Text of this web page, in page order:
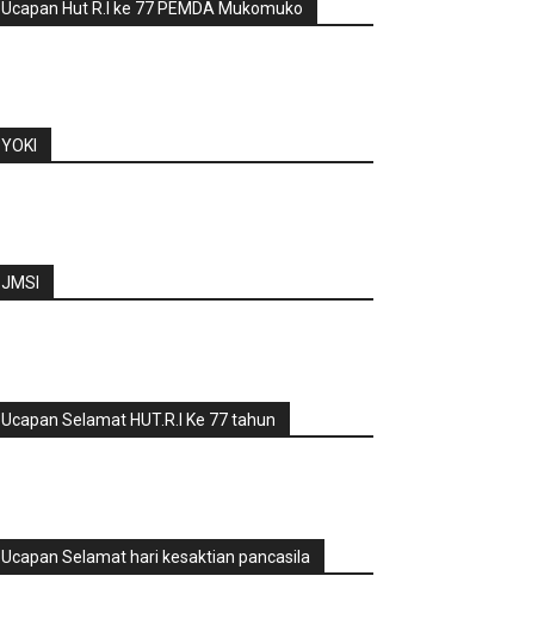
Ucapan Hut R.I ke 77 PEMDA Mukomuko
YOKI
JMSI
Ucapan Selamat HUT.R.I Ke 77 tahun
Ucapan Selamat hari kesaktian pancasila